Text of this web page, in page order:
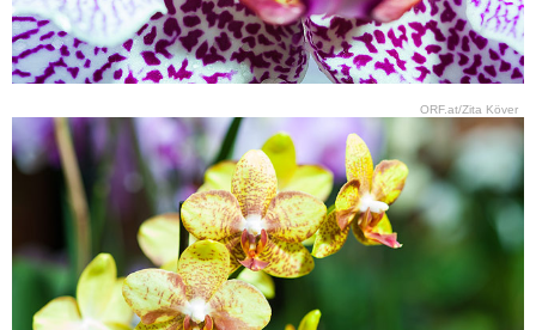
ORF.at/Zita Köver